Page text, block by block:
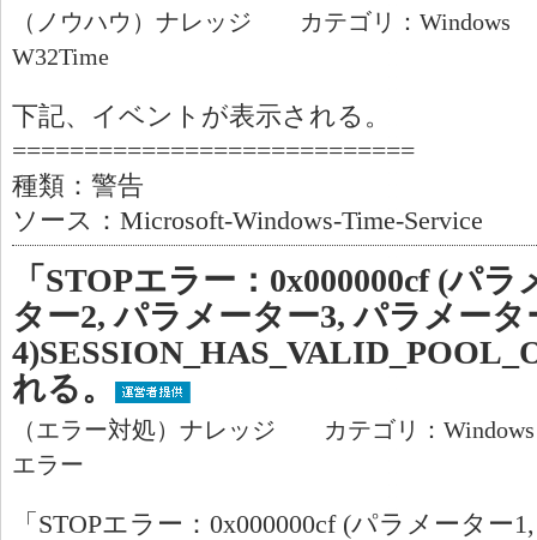
（ノウハウ）ナレッジ カテゴリ：Windows
W32Time
下記、イベントが表示される。
============================
種類：警告
ソース：Microsoft-Windows-Time-Service
「STOPエラー：0x000000cf (パ
ター2, パラメーター3, パラメータ
れる。
（エラー対処）ナレッジ カテゴリ：
エラー
「STOPエラー：0x000000cf (パラメータ